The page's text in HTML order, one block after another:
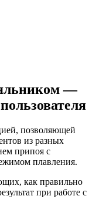
—
позволяющей
из разных
припоя с
плавления.
как правильно
при работе с